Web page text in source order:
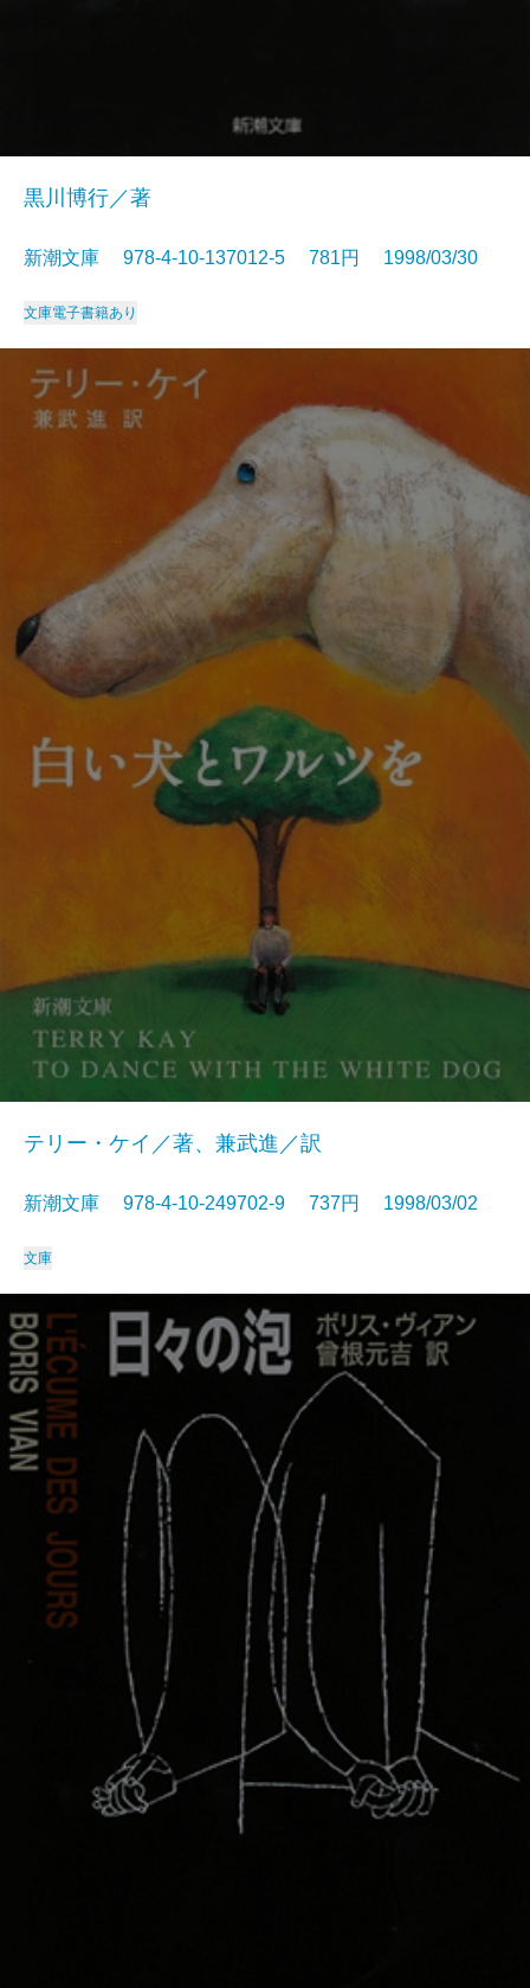
黒川博行／著
新潮文庫 978-4-10-137012-5 781円 1998/03/30
文庫電子書籍あり
テリー・ケイ／著、兼武進／訳
新潮文庫 978-4-10-249702-9 737円 1998/03/02
文庫